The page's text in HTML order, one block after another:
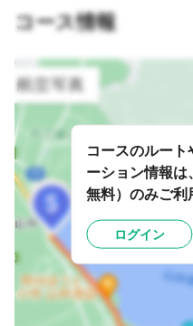
コース情報
コースのルー
ーション情報は
無料）のみご利
ログイン